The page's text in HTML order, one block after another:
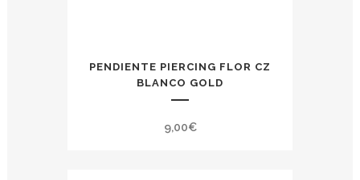
PENDIENTE PIERCING FLOR CZ
BLANCO GOLD
9,00€